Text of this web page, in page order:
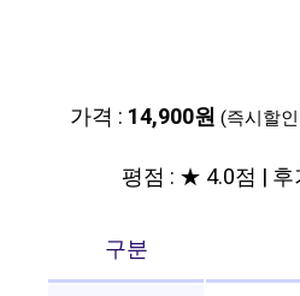
가격 : 14,900원 (즉시할
평점 : ★ 4.0점 | 후
구분